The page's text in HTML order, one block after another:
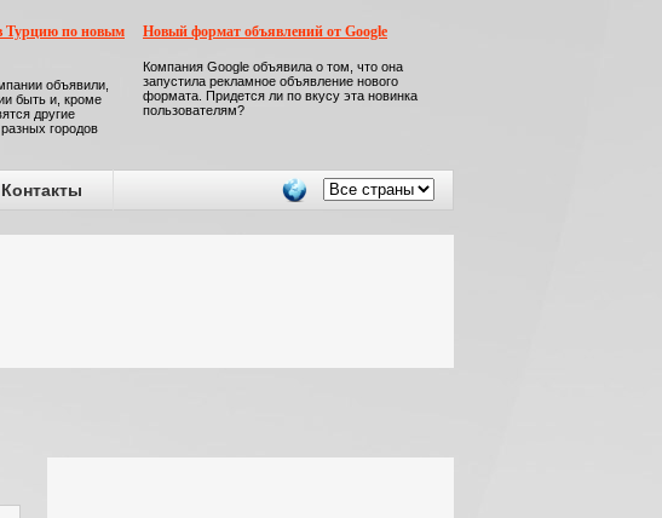
Турцию по новым
объявили,
быть и, кроме
другие
городов
Новый формат объявлений от Google
Компания Google объявила о том, что она
запустила рекламное объявление нового
формата. Придется ли по вкусу эта новинка
пользователям?
Контакты